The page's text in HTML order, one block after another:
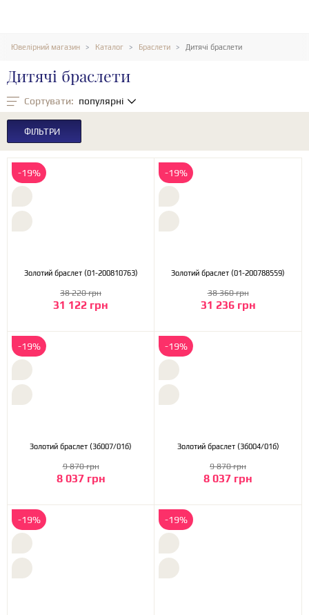
Ювелірний магазин Каталог Браслети Дитячі браслети
Дитячі браслети
Сортувати: популярні
ФІЛЬТРИ
-19%
Золотий браслет (01-200810763)
31 122 грн
38 220 грн
-19%
Золотий браслет (01-200788559)
31 236 грн
38 360 грн
-19%
Золотий браслет (3б007/01б)
8 037 грн
9 870 грн
-19%
Золотий браслет (3б004/01б)
8 037 грн
9 870 грн
-19% -19%